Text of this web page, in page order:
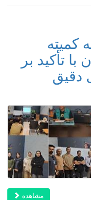
کمیته
تأکید بر
دقیق
مشاهده